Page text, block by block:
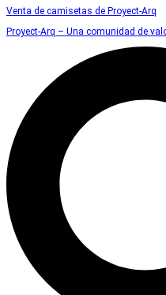
Venta de camisetas de Proyect-Arq
Proyect-Arq – Una comunidad de